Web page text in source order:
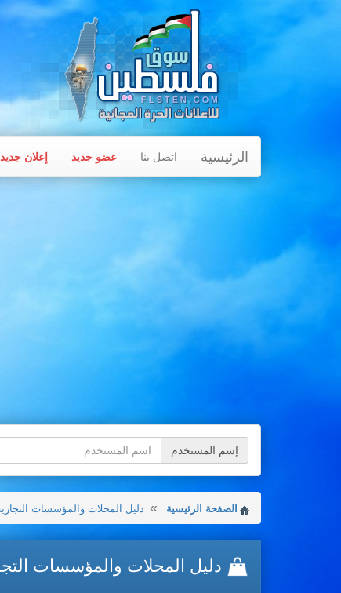
الرئيسية اتصل بنا عضو جديد إعلان جديد
إسم المستخدم
الصفحة الرئيسية دليل المحلات والمؤسسات
دليل المحلات والمؤسسات